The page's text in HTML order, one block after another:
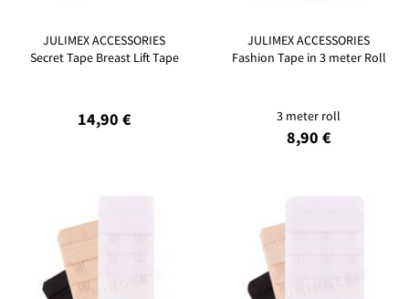
JULIMEX ACCESSORIES
Secret Tape Breast Lift Tape
14,90 €
JULIMEX ACCESSORIES
Fashion Tape in 3 meter Roll
3 meter roll
8,90 €